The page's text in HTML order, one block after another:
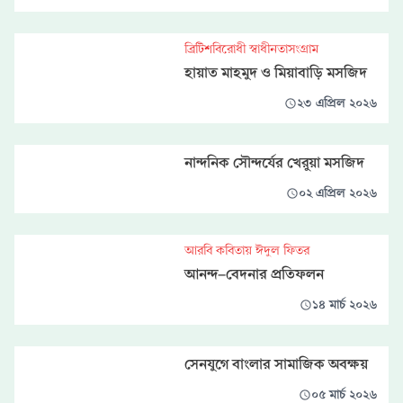
ব্রিটিশবিরোধী স্বাধীনতাসংগ্রাম
হায়াত মাহমুদ ও মিয়াবাড়ি মসজিদ
২৩ এপ্রিল ২০২৬
নান্দনিক সৌন্দর্যের খেরুয়া মসজিদ
০২ এপ্রিল ২০২৬
আরবি কবিতায় ঈদুল ফিতর
আনন্দ-বেদনার প্রতিফলন
১৪ মার্চ ২০২৬
সেনযুগে বাংলার সামাজিক অবক্ষয়
০৫ মার্চ ২০২৬